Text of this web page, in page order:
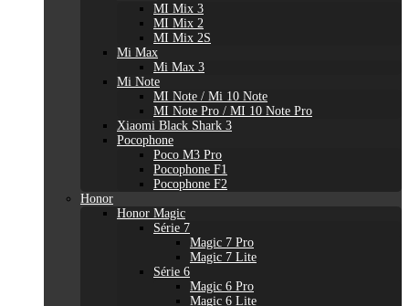
MI Mix 3
MI Mix 2
MI Mix 2S
Mi Max
Mi Max 3
Mi Note
MI Note / Mi 10 Note
MI Note Pro / MI 10 Note Pro
Xiaomi Black Shark 3
Pocophone
Poco M3 Pro
Pocophone F1
Pocophone F2
Honor
Honor Magic
Série 7
Magic 7 Pro
Magic 7 Lite
Série 6
Magic 6 Pro
Magic 6 Lite